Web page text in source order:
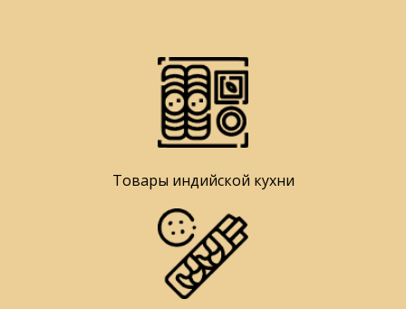
Товары индийской кухни